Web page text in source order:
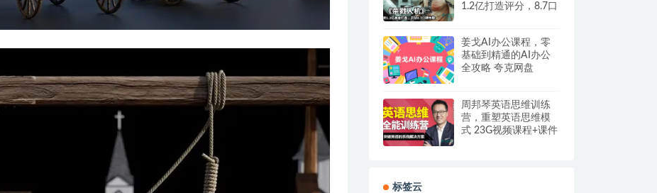
1.2亿打造评分，8.7口
姜戈AI办公课程，零
基础到精通的AI办公
全攻略 夸克网盘
周邦琴英语思维训练
营，重塑英语思维模
式 23G视频课程+课件
标签云